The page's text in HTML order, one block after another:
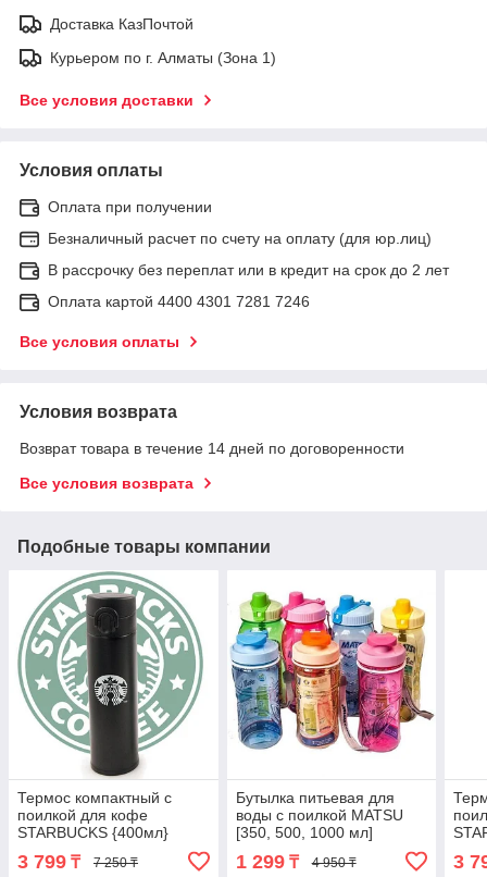
Доставка КазПочтой
Курьером по г. Алматы (Зона 1)
Все условия доставки
Условия оплаты
Оплата при получении
Безналичный расчет по счету на оплату (для юр.лиц)
В рассрочку без переплат или в кредит на срок до 2 лет
Оплата картой 4400 4301 7281 7246
Все условия оплаты
Условия возврата
Возврат товара в течение 14 дней по договоренности
Все условия возврата
Подобные товары компании
Термос компактный с
поилкой для кофе
STARBUCKS {400мл}
(Черный)
3 799 ₸ 7 250 ₸
Бутылка питьевая для
воды с поилкой MATSU
[350, 500, 1000 мл]
(Голубой / 1000 мл)
1 299₸ 4 950 ₸ 3